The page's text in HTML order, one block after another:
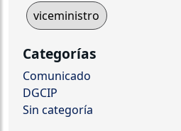
viceministro
Categorías
Comunicado
DGCIP
Sin categoría